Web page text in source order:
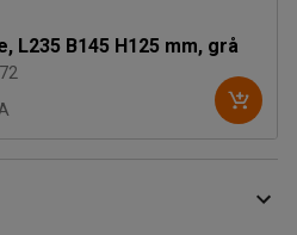
L235 B145 H125 mm, grå